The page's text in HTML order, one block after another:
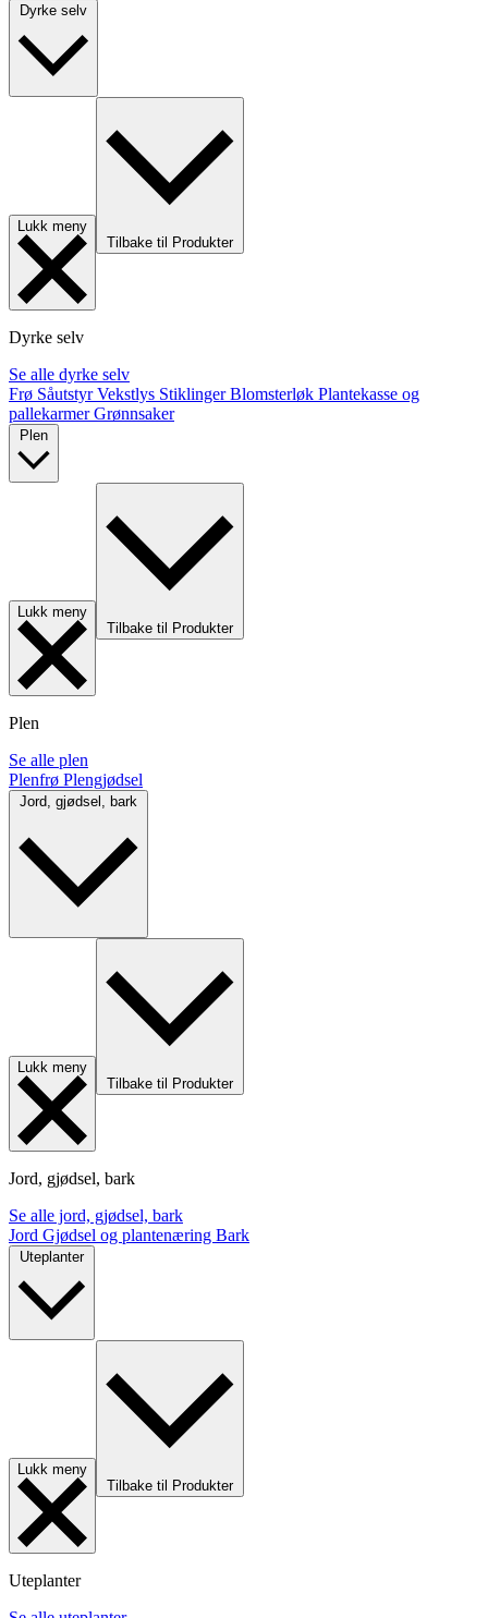
Lukk meny
Tilbake til Produkter
Dyrke selv
Se alle dyrke selv
Frø SåutstyrVekstlys StiklingerBlomsterløk Plantekasse og
pallekarmerGrønnsaker
Lukk meny
Tilbake til Produkter
Plen
Se alle plen
Plenfrø Plengjødsel
Lukk meny
Tilbake til Produkter
Jord, gjødsel, bark
Se alle jord, gjødsel, bark
Jord Gjødsel og plantenæring Bark
Uteplanter
Lukk meny
Tilbake til Produkter
Uteplanter